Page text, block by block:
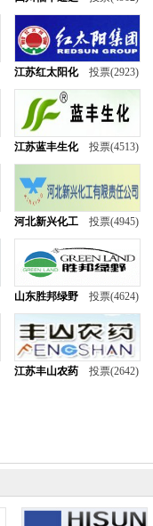
江苏红太阳化 投票(2923)
江苏蓝丰生化 投票(4513)
河北新兴化工 投票(4945)
山东胜邦绿野 投票(4624)
江苏丰山农药 投票(2642)